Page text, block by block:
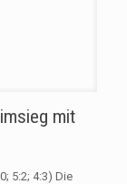
mit
5:2; 4:3) Die